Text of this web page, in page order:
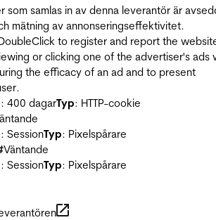
som samlas in av denna leverantör är
mätning av annonseringseffektivitet.
to register and report the
or clicking one of the advertiser's ads
the efficacy of an ad and to present
: 400 dagarTyp: HTTP-cookie
: SessionTyp: Pixelspårare
Väntande
: SessionTyp: Pixelspårare